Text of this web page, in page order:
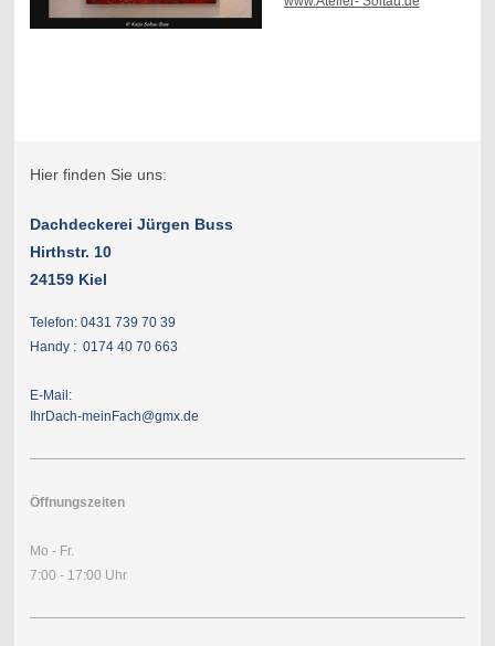
Hier finden Sie uns:
Dachdeckerei Jürgen Buss
Hirthstr. 10
24159 Kiel
Telefon: 0431 739 70 39
Handy : 0174 40 70 663
E-Mail:
IhrDach-meinFach@gmx.de
Öffnungszeiten
Mo - Fr.
7:00 - 17:00 Uhr